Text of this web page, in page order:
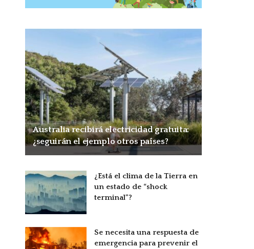
Australia recibirá electricidad gratuita:
¿seguirán el ejemplo otros países?
¿Está el clima de la Tierra en
un estado de “shock
terminal”?
Se necesita una respuesta de
emergencia para prevenir el